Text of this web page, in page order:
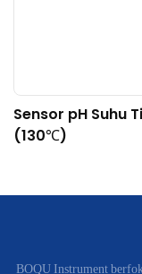
Sensor pH Suhu
(130℃)
BOQU Instrument